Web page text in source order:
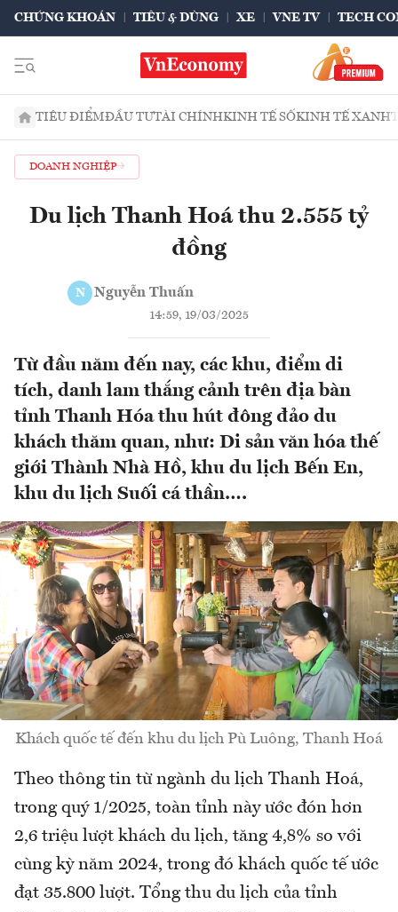
CHỨNG KHOÁN TIÊU & DÙNG XE VNE TV TECH
TIÊU ĐIỂMĐẦU TƯTÀI CHÍNHKINH TẾ SỐKINH TẾ XANH
DOANH NGHIỆP
Du lịch Thanh Hoá thu 2.555 tỷ
đồng
N Nguyễn Thuấn
14:59, 19/03/2025
Từ đầu năm đến nay, các khu, điểm di
tích, danh lam thắng cảnh trên địa bàn
tỉnh Thanh Hóa thu hút đông đảo du
khách thăm quan, như: Di sản văn hóa thế
giới Thành Nhà Hồ, khu du lịch Bến En,
khu du lịch Suối cá thần….
Khách quốc tế đến khu du lịch Pù Luông, Thanh Hoá
Theo thông tin từ ngành du lịch Thanh Hoá,
trong quý 1/2025, toàn tỉnh này ước đón hơn
2,6 triệu lượt khách du lịch, tăng 4,8% so với
cùng kỳ năm 2024, trong đó khách quốc tế ước
đạt 35.800 lượt. Tổng thu du lịch của tỉnh